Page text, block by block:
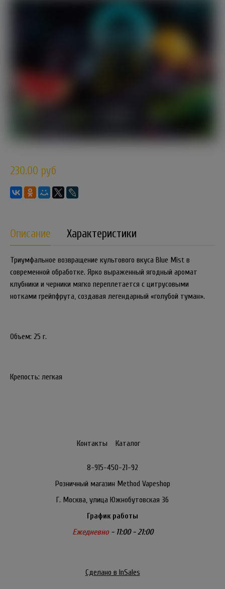
230.00 руб
Описание Характеристики
Триумфальное возвращение культового вкуса Blue Mist в
современной обработке. Ярко выраженный ягодный аромат
клубники и черники мягко переплетается с цитрусовыми
нотками грейпфрута, создавая легендарный «голубой туман».
Объем: 25 г.
Крепость: легкая
Контакты Каталог
8-915-450-21-92
Розничный магазин Method Vapeshop
Г. Москва, улица Южнобутовская 36
График работы
Ежедневно- 11:00 - 21:00
Сделано в InSales